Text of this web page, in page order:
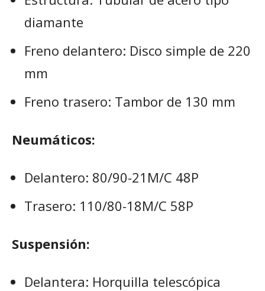
diamante
Freno delantero: Disco simple de 220
mm
Freno trasero: Tambor de 130 mm
Neumáticos:
Delantero: 80/90-21M/C 48P
Trasero: 110/80-18M/C 58P
Suspensión:
Delantera: Horquilla telescópica